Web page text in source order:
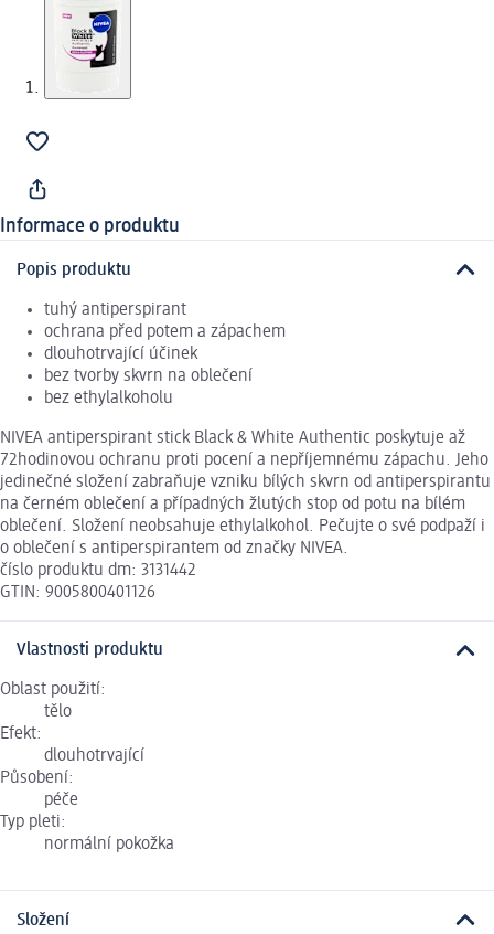
Informace o produktu
Popis produktu
tuhý antiperspirant
ochrana před potem a zápachem
dlouhotrvající účinek
bez tvorby skvrn na oblečení
bez ethylalkoholu
NIVEA antiperspirant stick Black & White Authentic poskytuje až
72hodinovou ochranu proti pocení a nepříjemnému zápachu. Jeho
jedinečné složení zabraňuje vzniku bílých skvrn od antiperspirantu
na černém oblečení a případných žlutých stop od potu na bílém
oblečení. Složení neobsahuje ethylalkohol. Pečujte o své podpaží i
o oblečení s antiperspirantem od značky NIVEA.
číslo produktu dm: 3131442
GTIN: 9005800401126
Vlastnosti produktu
Oblast použití:
tělo
Efekt:
dlouhotrvající
Působení:
péče
Typ pleti:
normální pokožka
Složení